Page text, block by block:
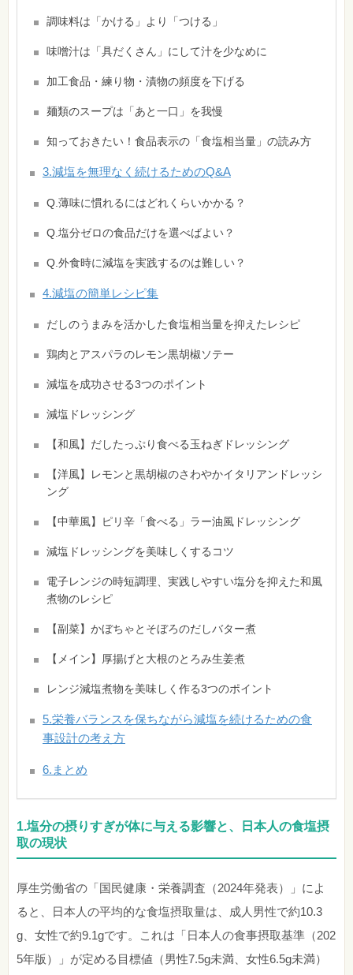
調味料は「かける」より「つける」
味噌汁は「具だくさん」にして汁を少なめに
加工食品・練り物・漬物の頻度を下げる
麺類のスープは「あと一口」を我慢
知っておきたい！食品表示の「食塩相当量」の読み方
3.減塩を無理なく続けるためのQ&A
Q.薄味に慣れるにはどれくらいかかる？
Q.塩分ゼロの食品だけを選べばよい？
Q.外食時に減塩を実践するのは難しい？
4.減塩の簡単レシピ集
だしのうまみを活かした食塩相当量を抑えたレシピ
鶏肉とアスパラのレモン黒胡椒ソテー
減塩を成功させる3つのポイント
減塩ドレッシング
【和風】だしたっぷり食べる玉ねぎドレッシング
【洋風】レモンと黒胡椒のさわやかイタリアンドレッシ
ング
【中華風】ピリ辛「食べる」ラー油風ドレッシング
減塩ドレッシングを美味しくするコツ
電子レンジの時短調理、実践しやすい塩分を抑えた和風
煮物のレシピ
【副菜】かぼちゃとそぼろのだしバター煮
【メイン】厚揚げと大根のとろみ生姜煮
レンジ減塩煮物を美味しく作る3つのポイント
5.栄養バランスを保ちながら減塩を続けるための食
事設計の考え方
6.まとめ
1.塩分の摂りすぎが体に与える影響と、日本人の食塩摂
取の現状
厚生労働省の「国民健康・栄養調査（2024年発表）」によ
ると、日本人の平均的な食塩摂取量は、成人男性で約10.3
g、女性で約9.1gです。これは「日本人の食事摂取基準（202
5年版）」が定める目標値（男性7.5g未満、女性6.5g未満）